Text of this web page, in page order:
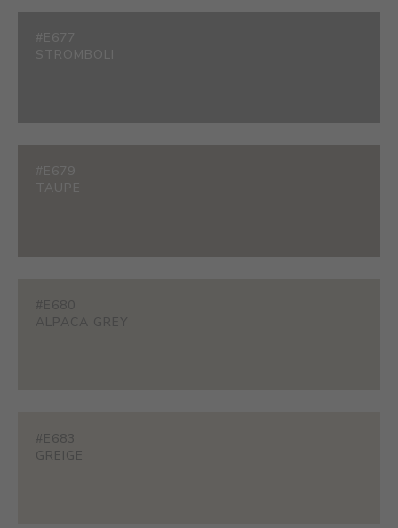
#E677
STROMBOLI
#E679
TAUPE
#E680
ALPACA GREY
#E683
GREIGE